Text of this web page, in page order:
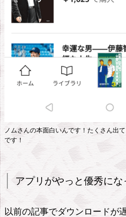
い
の
本
頼
m
o
k
ノムさんの本面白いんです！たくさん出
です！
アプリがやっと優秀にな
以前の記事でダウンロードが